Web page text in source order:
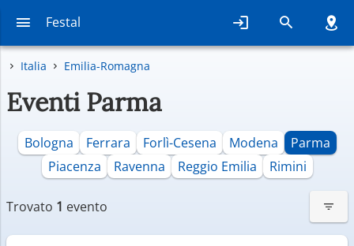
Festal
Italia Emilia-Romagna
Eventi Parma
Bologna Ferrara Forlì-Cesena Modena
Parma
Piacenza
Ravenna Reggio Emilia Rimini
Trovato 1 evento